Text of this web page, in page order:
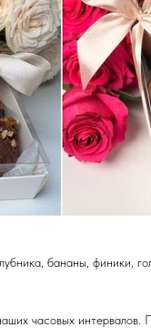
бананы, финики,
часовых интервалов.